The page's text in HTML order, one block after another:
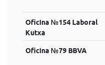
Oficina №154 Laboral
Kutxa
Oficina №79 BBVA